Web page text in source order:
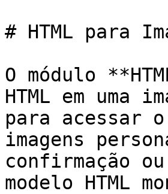
# HTML para
O módulo
HTML em uma
para acessar
imagens
confirmação
modelo HTML